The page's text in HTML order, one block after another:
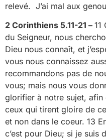
relevé. J’ai mal aux
2 Corinthiens 5.11-21 – 11
du Seigneur, nous
Dieu nous connaît, et
vous nous connaissez
recommandons pas de
vous; mais nous vous
glorifier à notre sujet, afin
ceux qui tirent gloire de
et non dans le coeur. 13
c’est pour Dieu; si je suis